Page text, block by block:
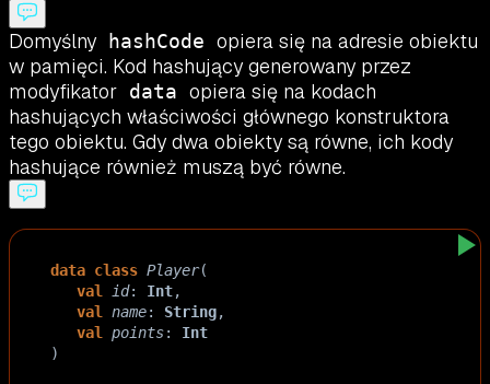
Domyślny hashCode opiera się na adresie obiektu
w pamięci. Kod hashujący generowany przez
modyfikator data opiera się na kodach
hashujących właściwości głównego konstruktora
tego obiektu. Gdy dwa obiekty są równe, ich kody
hashujące również muszą być równe.
data class Player(
val
id: Int,
val
name: String,
val
points: Int
)